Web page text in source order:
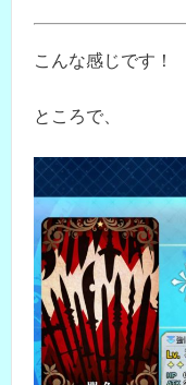
こんな感じです！
ところで、